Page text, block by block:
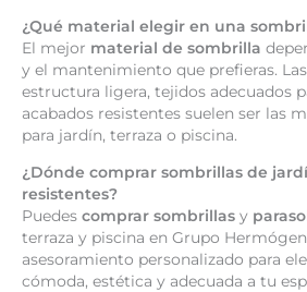
¿Qué material elegir en una
El mejor material de sombrilla
y el mantenimiento que prefieras.
estructura ligera, tejidos adecuados
acabados resistentes suelen ser las
para jardín, terraza o piscina.
¿Dónde comprar sombrillas de
resistentes?
Puedes comprar sombrillas y
terraza y piscina en Grupo
asesoramiento personalizado para
cómoda, estética y adecuada a tu